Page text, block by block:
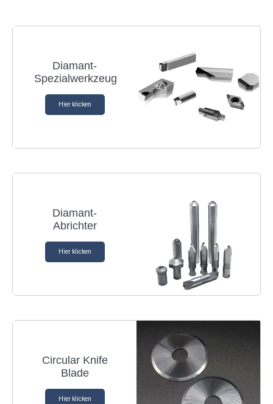
Diamant-
Spezialwerkzeug
Hier klicken
Diamant-
Abrichter
Hier klicken
Circular Knife
Blade
Hier klicken